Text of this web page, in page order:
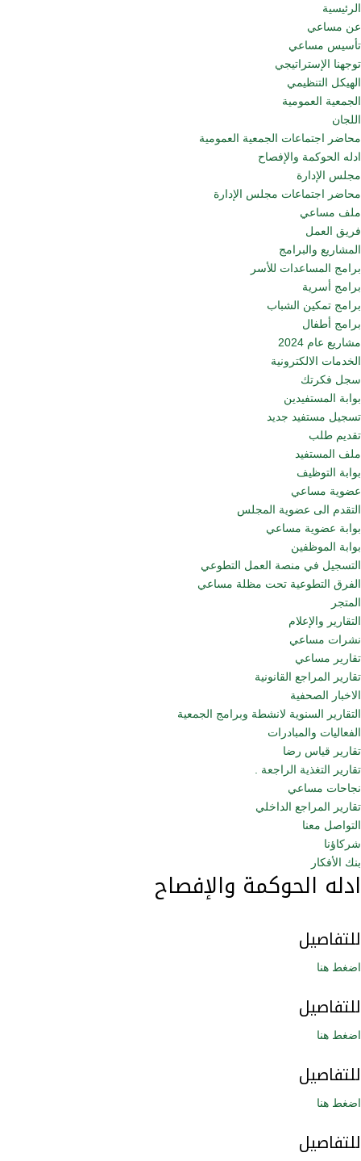
الرئيسية
عن مساعي
تأسيس مساعي
توجهنا الإستراتيجي
الهيكل التنظيمي
الجمعية العمومية
اللجان
محاضر اجتماعات الجمعية العمومية
ادله الحوكمة والإفصاح
مجلس الإدارة
محاضر اجتماعات مجلس الإدارة
ملف مساعي
فريق العمل
المشاريع والبرامج
برامج المساعدات للأسر
برامج أسرية
برامج تمكين الشباب
برامج أطفال
مشاريع عام 2024
الخدمات الالكترونية
سجل فكرتك
بوابة المستفيدين
تسجيل مستفيد جديد
تقديم طلب
ملف المستفيد
بوابة التوظيف
عضوية مساعي
التقدم الى عضوية المجلس
بوابة عضوية مساعي
بوابة الموظفين
التسجيل في منصة العمل التطوعي
الفرق التطوعية تحت مظلة مساعي
المتجر
التقارير والإعلام
نشرات مساعي
تقارير مساعي
تقارير المراجع القانونية
الاخبار الصحفية
التقارير السنوية لانشطة وبرامج الجمعية
الفعاليات والمبادرات
تقارير قياس رضا
تقارير التغذية الراجعة .
نجاحات مساعي
تقارير المراجع الداخلي
التواصل معنا
شركاؤنا
بنك الأفكار
ادله الحوكمة والإفصاح
للتفاصيل
اضغط هنا
للتفاصيل
اضغط هنا
للتفاصيل
اضغط هنا
للتفاصيل